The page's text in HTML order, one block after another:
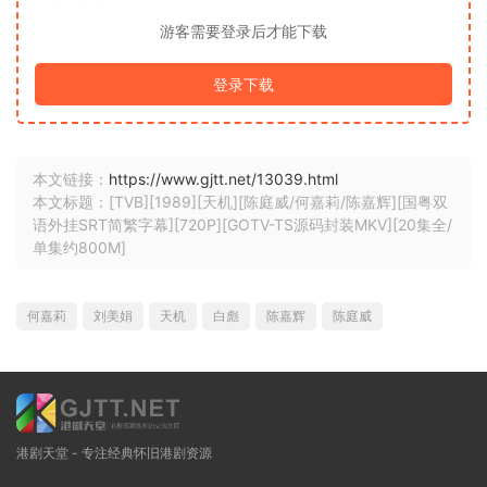
游客需要登录后才能下载
登录下载
本文链接： https://www.gjtt.net/13039.html
本文标题：[TVB][1989][天机][陈庭威/何嘉莉/陈嘉辉][国粤双
语外挂SRT简繁字幕][720P][GOTV-TS源码封装MKV][20集全/
单集约800M]
何嘉莉 刘美娟 天机 白彪 陈嘉辉 陈庭威
港剧天堂 - 专注经典怀旧港剧资源